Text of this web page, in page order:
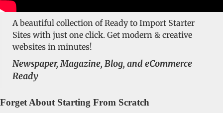
A beautiful collection of Ready to Import Starter
Sites with just one click. Get modern & creative
websites in minutes!
Newspaper, Magazine, Blog, and eCommerce
Ready
Forget About Starting From Scratch